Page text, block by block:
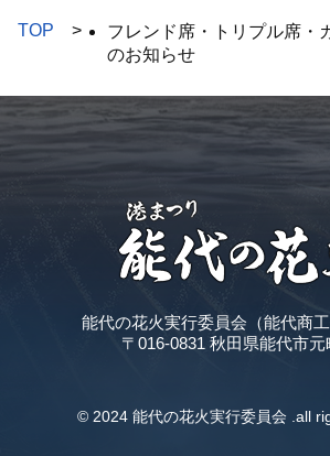
TOP
フレンド席・トリプル席
のお知らせ
能代の花火実行委員会（能代商工
〒016-0831 秋田県能代市元
© 2024 能代の花火実行委員会 .all